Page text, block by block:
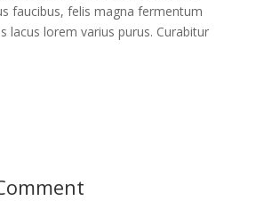
faucibus, felis magna fermentum
lacus lorem varius purus. Curabitur